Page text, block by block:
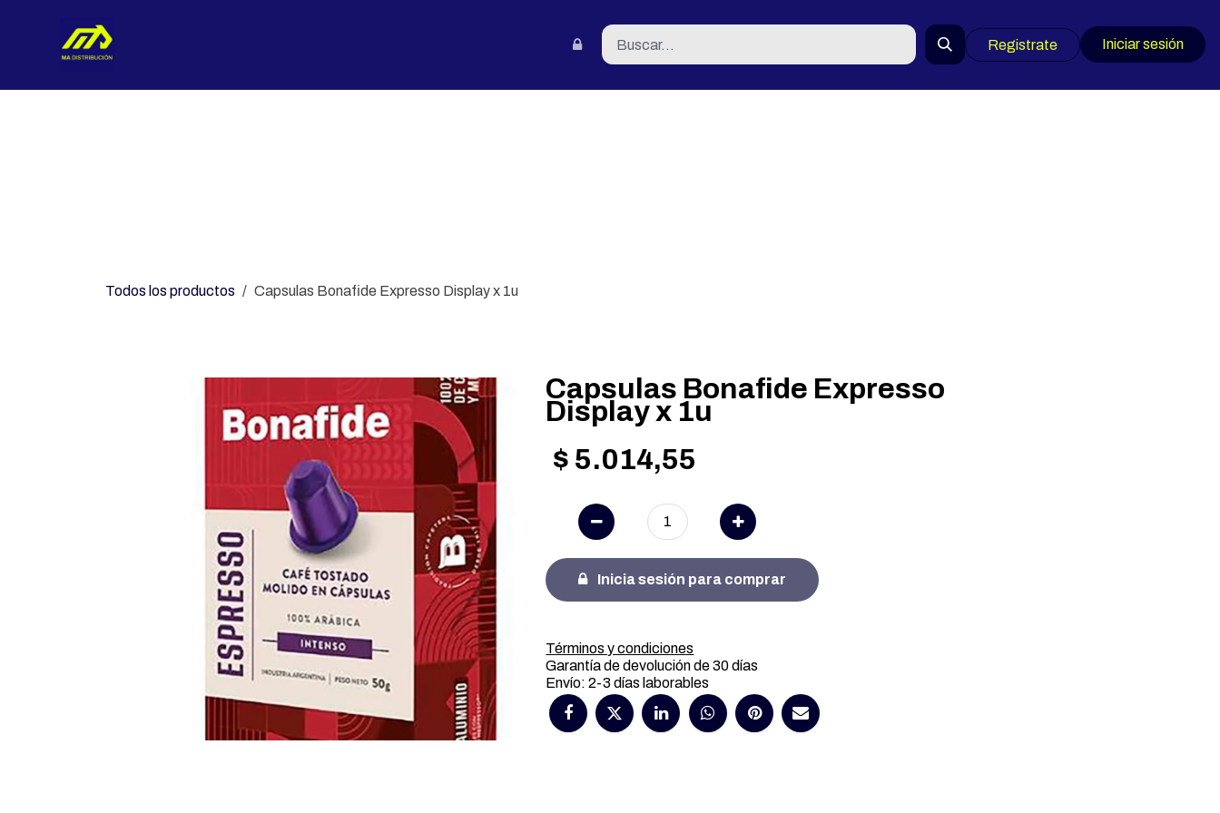
Registrate Iniciar sesión
Todos los productos Capsulas Bonafide Expresso Display x 1u
Capsulas Bonafide Expresso
Display x 1u
$ 5.014,55
Inicia sesión para comprar
Términos y condiciones
Garantía de devolución de 30 días
Envío: 2-3 días laborables